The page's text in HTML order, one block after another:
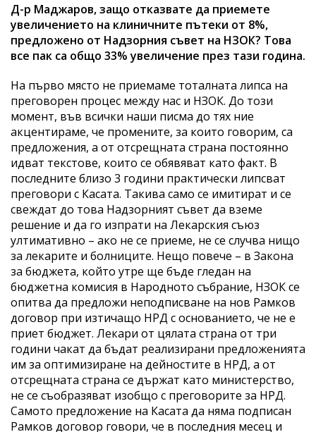
Д-р Маджаров, защо отказвате да приемете
увеличението на клиничните пътеки от 8%,
предложено от Надзорния съвет на НЗОК? Това
все пак са общо 33% увеличение през тази година.
На първо място не приемаме тоталната липса на
преговорен процес между нас и НЗОК. До този
момент, във всички наши писма до тях ние
акцентираме, че промените, за които говорим, са
предложения, а от отсрещната страна постоянно
идват текстове, които се обявяват като факт. В
последните близо 3 години практически липсват
преговори с Касата. Такива само се имитират и се
свеждат до това Надзорният съвет да вземе
решение и да го изпрати на Лекарския съюз
ултимативно – ако не се приеме, не се случва нищо
за лекарите и болниците. Нещо повече – в Закона
за бюджета, който утре ще бъде гледан на
бюджетна комисия в Народното събрание, НЗОК се
опитва да предложи неподписване на нов Рамков
договор при изтичащо НРД с основанието, че не е
приет бюджет. Лекари от цялата страна от три
години чакат да бъдат реализирани предложенията
им за оптимизиране на дейностите в НРД, а от
отсрещната страна се държат като министерство,
не се съобразяват изобщо с преговорите за НРД.
Самото предложение на Касата да няма подписан
Рамков договор говори, че в последния месец и